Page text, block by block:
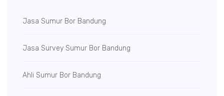
Jasa Sumur Bor Bandung
Jasa Survey Sumur Bor Bandung
Ahli Sumur Bor Bandung